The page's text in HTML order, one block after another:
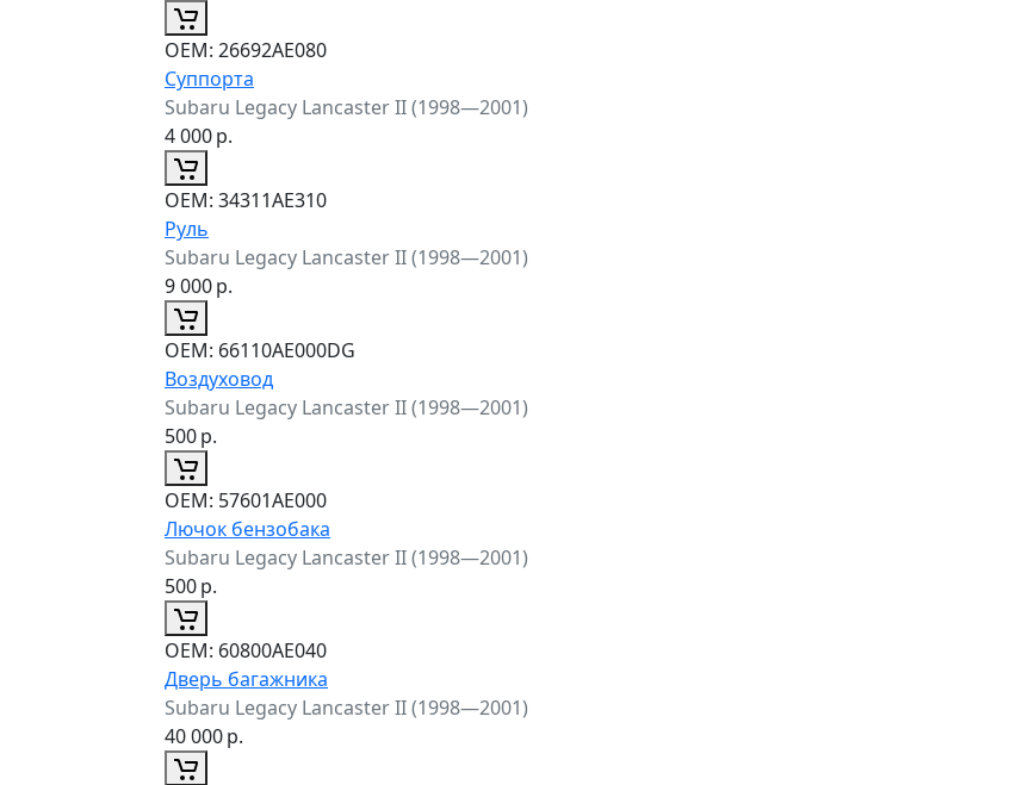
ОЕМ: 26692AE080
Суппорта
Subaru Legacy Lancaster II (1998—2001)
4 000р.
ОЕМ: 34311AE310
Руль
Subaru Legacy Lancaster II (1998—2001)
9 000р.
ОЕМ: 66110AE000DG
Воздуховод
Subaru Legacy Lancaster II (1998—2001)
500р.
ОЕМ: 57601AE000
Лючок бензобака
Subaru Legacy Lancaster II (1998—2001)
500р.
ОЕМ: 60800AE040
Дверь багажника
Subaru Legacy Lancaster II (1998—2001)
40 000р.